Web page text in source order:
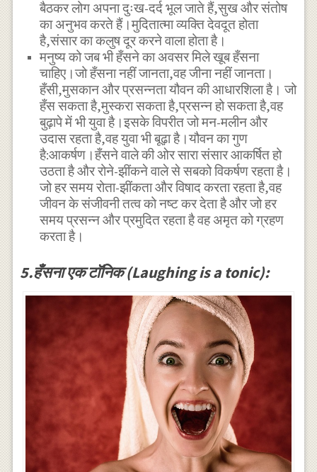
बैठकर लोग अपना दुःख-दर्द भूल जाते हैं,सुख और संतोष
का अनुभव करते हैं।मुदितात्मा व्यक्ति देवदूत होता
है,संसार का कलुष दूर करने वाला होता है।
मनुष्य को जब भी हँसने का अवसर मिले खूब हँसना
चाहिए।जो हँसना नहीं जानता,वह जीना नहीं जानता।
हँसी,मुसकान और प्रसन्नता यौवन की आधारशिला है। जो
हँस सकता है,मुस्करा सकता है,प्रसन्न हो सकता है,वह
बुढ़ापे में भी युवा है।इसके विपरीत जो मन-मलीन और
उदास रहता है,वह युवा भी बूढ़ा है।यौवन का गुण
है:आकर्षण।हँसने वाले की ओर सारा संसार आकर्षित हो
उठता है और रोने-झींकने वाले से सबको विकर्षण रहता है।
जो हर समय रोता-झींकता और विषाद करता रहता है,वह
जीवन के संजीवनी तत्व को नष्ट कर देता है और जो हर
समय प्रसन्न और प्रमुदित रहता है वह अमृत को ग्रहण
करता है।
5.हँसना एक टाॅनिक (Laughing is a tonic):